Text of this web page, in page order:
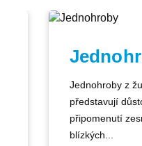
Jednohroby z
představují
připomenutí
blízkých...